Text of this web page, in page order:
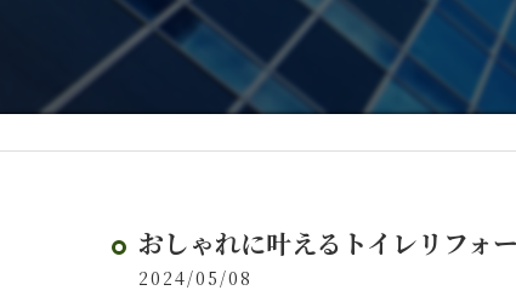
おしゃれに叶えるトイレリフォ
2024/05/08